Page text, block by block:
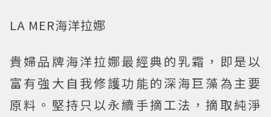
LA MER海洋拉娜
貴婦品牌海洋拉娜最經典的乳霜，即是以
富有強大自我修護功能的深海巨藻為主要
原料。堅持只以永續手摘工法，摘取純淨